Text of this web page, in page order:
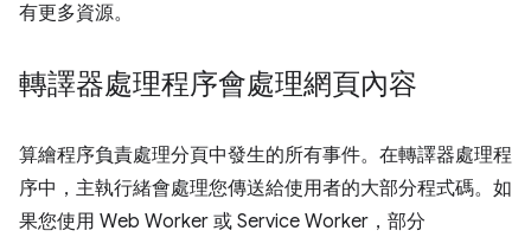
有更多資源。
轉譯器處理程序會處理網頁內容
算繪程序負責處理分頁中發生的所有事件。在轉譯器處理程
序中，主執行緒會處理您傳送給使用者的大部分程式碼。如
果您使用 Web Worker 或 Service Worker，部分